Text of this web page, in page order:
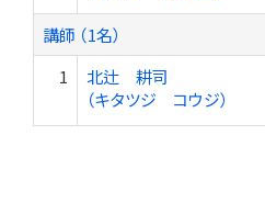
講師 （1名）
1
北辻 耕司
（キタツジ コウジ）